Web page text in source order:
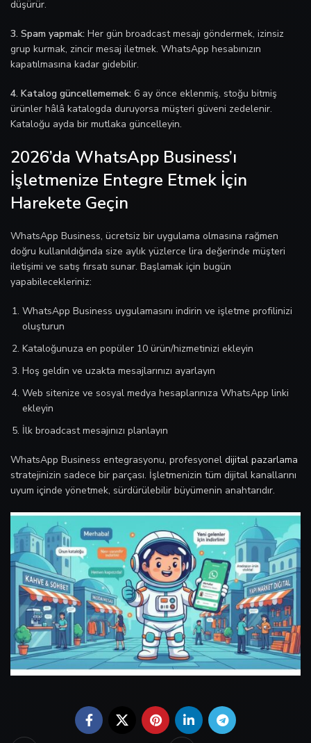
düşürür.
3. Spam yapmak: Her gün broadcast mesajı göndermek, izinsiz
grup kurmak, zincir mesaj iletmek. WhatsApp hesabınızın
kapatılmasına kadar gidebilir.
4. Katalog güncellememek: 6 ay önce eklenmiş, stoğu bitmiş
ürünler hâlâ katalogda duruyorsa müşteri güveni zedelenir.
Kataloğu ayda bir mutlaka güncelleyin.
2026’da WhatsApp Business’ı
İşletmenize Entegre Etmek İçin
Harekete Geçin
WhatsApp Business, ücretsiz bir uygulama olmasına rağmen
doğru kullanıldığında size aylık yüzlerce lira değerinde müşteri
iletişimi ve satış fırsatı sunar. Başlamak için bugün
yapabilecekleriniz:
WhatsApp Business uygulamasını indirin ve işletme profilinizi
oluşturun
Kataloğunuza en popüler 10 ürün/hizmetinizi ekleyin
Hoş geldin ve uzakta mesajlarınızı ayarlayın
Web sitenize ve sosyal medya hesaplarınıza WhatsApp linki
ekleyin
İlk broadcast mesajınızı planlayın
WhatsApp Business entegrasyonu, profesyonel dijital pazarlama
stratejinizin sadece bir parçası. İşletmenizin tüm dijital kanallarını
uyum içinde yönetmek, sürdürülebilir büyümenin anahtarıdır.